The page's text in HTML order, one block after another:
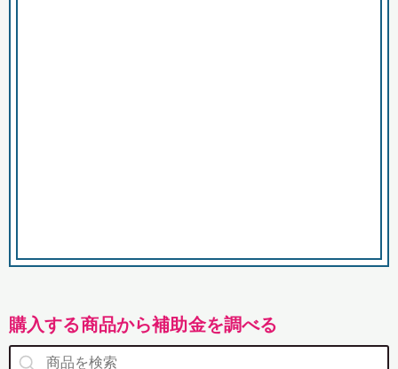
購入する商品から補助金を調べる